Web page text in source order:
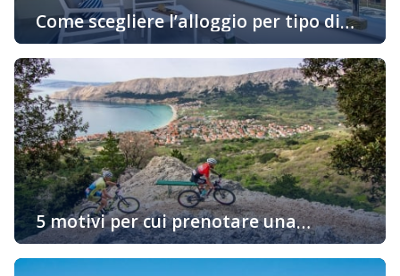
Come scegliere l’alloggio per tipo di
attività in vacanza
Oggigiorno sempre di più gli ospiti cercano alloggio in
base alle loro preferenze personali e allo stile di
godimento della loro vacanza. Se siete uno di quelli che
desiderano prenotare un alloggio in un appartamento
adatto al vostro stile di vita, continuate a leggere… Una
vacanza attiva con il minimo trattenimento
nell’appartamento Innanzitutto dovete pensare […]
5 motivi per cui prenotare una
sistemazione sull’isola “d’Oro” di Krk è
una buona idea
Vi state chiedendo perché dovreste prenotare un alloggio